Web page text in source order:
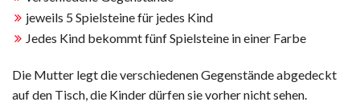
jeweils 5 Spielsteine für jedes Kind
Jedes Kind bekommt fünf Spielsteine in einer Farbe
Die Mutter legt die verschiedenen Gegenstände abgedeckt
auf den Tisch, die Kinder dürfen sie vorher nicht sehen.